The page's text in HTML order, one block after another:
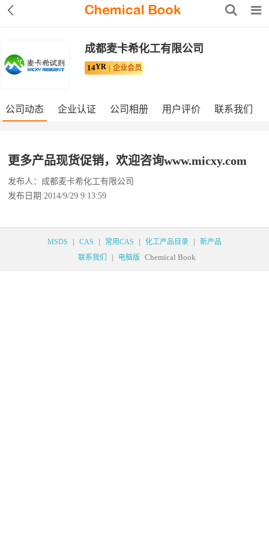
成都麦卡希化工有限公司
14YR 企业会员
公司动态 企业认证 公司相册 用户评价 联系我们
更多产品现货促销，欢迎咨询www.micxy.com
发布人：成都麦卡希化工有限公司
发布日期:2014/9/29 9:13:59
MSDS | CAS | 常用CAS | 化工产品目录 |
新产品
联系我们
| 电脑版 Chemical Book